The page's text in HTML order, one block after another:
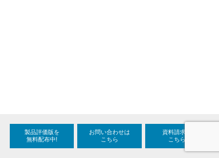
製品評価版を
無料配布中!
お問い合わせは
こちら
資料請求は
こちら